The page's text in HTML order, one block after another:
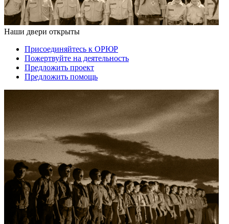
Наши двери открыты
Присоединяйтесь к ОРЮР
Пожертвуйте на деятельность
Предложить проект
Предложить помощь